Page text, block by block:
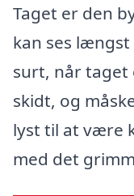
Taget er den
kan ses
surt, når taget
skidt, og
lyst til at være
med det